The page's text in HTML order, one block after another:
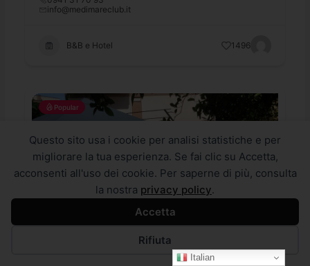
info@medimareclub.it
B&B e Hotel 1496
Popular
Italian
Questo sito usa i cookie per analisi statistiche e per
migliorare la tua esperienza. Se fai clic su Accetta,
acconsenti all'uso dei cookie. Per saperne di più, consulta
la nostra privacy policy.
Accetta
Rifiuta